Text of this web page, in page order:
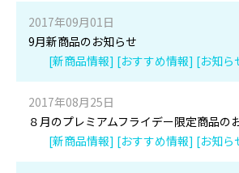
2017年09月01日
9月新商品のお知らせ
[新商品情報] [おすすめ情報] [お知ら
2017年08月25日
８月のプレミアムフライデー限定商品の
[新商品情報] [おすすめ情報] [お知ら